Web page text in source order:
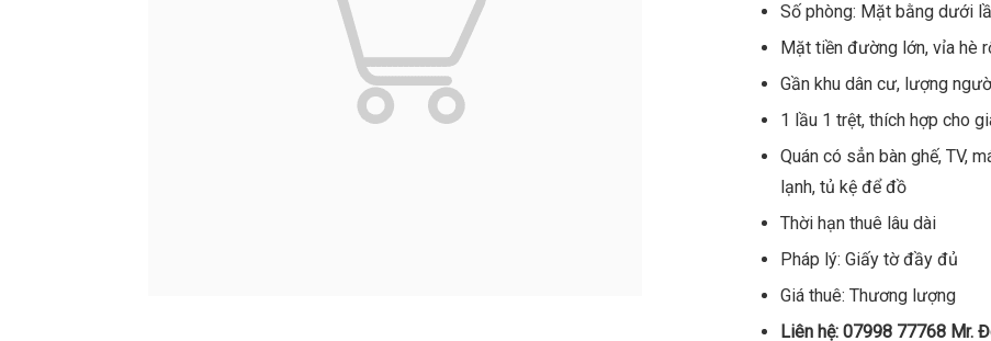
Số phòng: Mặt bằng dưới
Mặt tiền đường lớn, vỉa hè
Gần khu dân cư, lượng
1 lầu 1 trệt, thích hợp cho
Quán có sẳn bàn ghế, TV,
lạnh, tủ kệ để đồ
Thời hạn thuê lâu dài
Pháp lý: Giấy tờ đầy đủ
Giá thuê: Thương lượng
Liên hệ: 07998 77768 Mr.